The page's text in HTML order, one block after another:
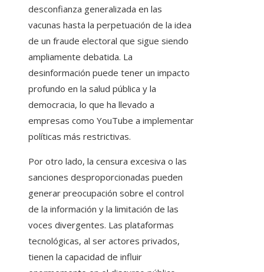
desconfianza generalizada en las
vacunas hasta la perpetuación de la idea
de un fraude electoral que sigue siendo
ampliamente debatida. La
desinformación puede tener un impacto
profundo en la salud pública y la
democracia, lo que ha llevado a
empresas como YouTube a implementar
políticas más restrictivas.
Por otro lado, la censura excesiva o las
sanciones desproporcionadas pueden
generar preocupación sobre el control
de la información y la limitación de las
voces divergentes. Las plataformas
tecnológicas, al ser actores privados,
tienen la capacidad de influir